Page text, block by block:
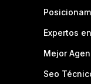
Expertos
Mejor
Seo